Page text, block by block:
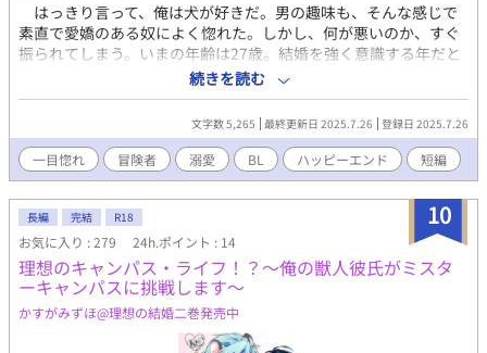
はっきり言って、俺は犬が好きだ。男の趣味も、そんな感じで
素直で愛嬌のある奴によく惚れた。しかし、何が悪いのか、すぐ
振られてしまう。いまの年齢は27歳。結婚を強く意識する年だと
思う。冒険者としてコツコツ貯めた金もしっかり貯金してある
し、いつでも結婚できる。そんな折に、飲み仲間のノックスから
サークレッド地方には、獣人がいっぱいいるらしいと聞き及ぶ。
犬好きの俺は、良い機会だとサークレッド地方へ足を伸ばす。そ
こで出会った柴犬獣人のランダに、俺は一目惚れして早速プロポ
ーズ。恋人から宜しくね、と笑ってくれたランダに胸がキュンキ
ュンする話。※ムーンライトノベルズさんにも公開しています。
続きを読む
文字数 5,265 最終更新日 2025.7.26 登録日 2025.7.26
一目惚れ 冒険者 溺愛 BL ハッピーエンド 短編
10
長編 完結 R18
お気に入り : 279 24h.ポイント : 14
理想のキャンパス・ライフ！？〜俺の獣人彼氏がミスタ
ーキャンパスに挑戦します〜
かすがみずほ@理想の結婚二巻発売中